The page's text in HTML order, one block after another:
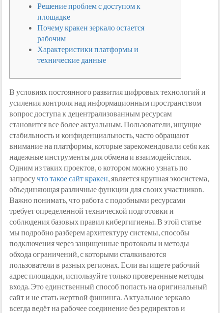
Решение проблем с доступом к
площадке
Почему кракен зеркало остается
рабочим
Характеристики платформы и
технические данные
В условиях постоянного развития цифровых технологий и
усиления контроля над информационным пространством
вопрос доступа к децентрализованным ресурсам
становится все более актуальным. Пользователи, ищущие
стабильность и конфиденциальность, часто обращают
внимание на платформы, которые зарекомендовали себя как
надежные инструменты для обмена и взаимодействия.
Одним из таких проектов, о котором можно узнать по
запросучто такое сайт кракен, является крупная экосистема,
объединяющая различные функции для своих участников.
Важно понимать, что работа с подобными ресурсами
требует определенной технической подготовки и
соблюдения базовых правил кибергигиены. В этой статье
мы подробно разберем архитектуру системы, способы
подключения через защищенные протоколы и методы
обхода ограничений, с которыми сталкиваются
пользователи в разных регионах. Если вы ищете рабочий
адрес площадки, используйте только проверенные методы
входа. Это единственный способ попасть на оригинальный
сайт и не стать жертвой фишинга. Актуальное зеркало
всегда ведёт на рабочее соединение без редиректов и